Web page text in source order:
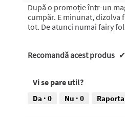
stele.
După o promoție într-un
cumpăr. E minunat, dizolva
tot. De atunci numai fairy
Recomandă acest produs ✔
Vi se pare util?
Da · 0 Nu · 0